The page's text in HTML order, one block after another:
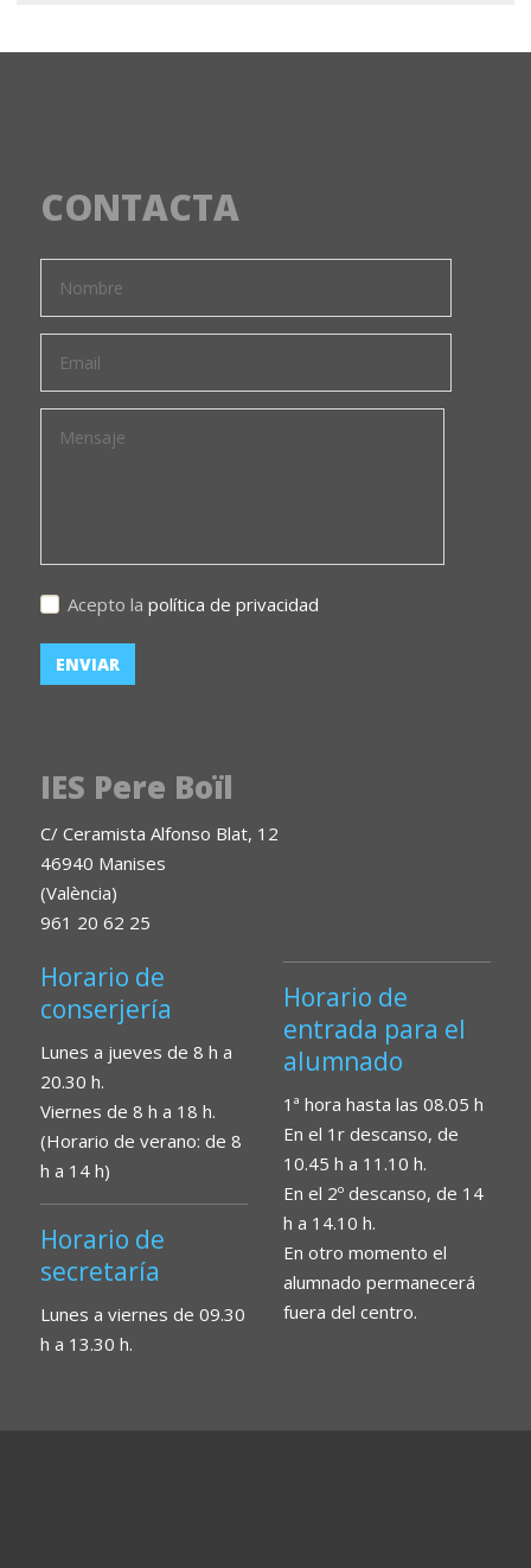
CONTACTA
Acepto la política de privacidad
IES Pere Boïl
C/ Ceramista Alfonso Blat, 12
46940 Manises
(València)
961 20 62 25
Horario de
conserjería
Lunes a jueves de 8 h a
20.30 h.
Viernes de 8 h a 18 h.
(Horario de verano: de 8
h a 14 h)
Horario de
secretaría
Lunes a viernes de 09.30
h a 13.30 h.
Horario de
entrada para el
alumnado
1ª hora hasta las 08.05 h
En el 1r descanso, de
10.45 h a 11.10 h.
En el 2º descanso, de 14
h a 14.10 h.
En otro momento el
alumnado permanecerá
fuera del centro.